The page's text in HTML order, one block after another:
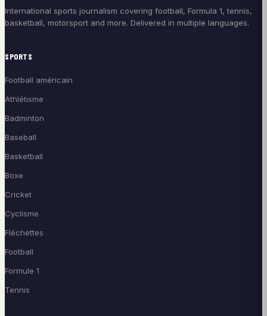
International sports journalism covering football, Formula 1, tennis,
basketball, motorsport and more. Delivered in multiple languages.
SPORTS
Football américain
Athlétisme
Badminton
Baseball
Basketball
Boxe
Cricket
Cyclisme
Fléchettes
Football
Formule 1
Tennis